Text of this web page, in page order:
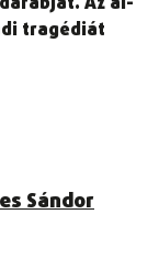
tragédiát
Sándor